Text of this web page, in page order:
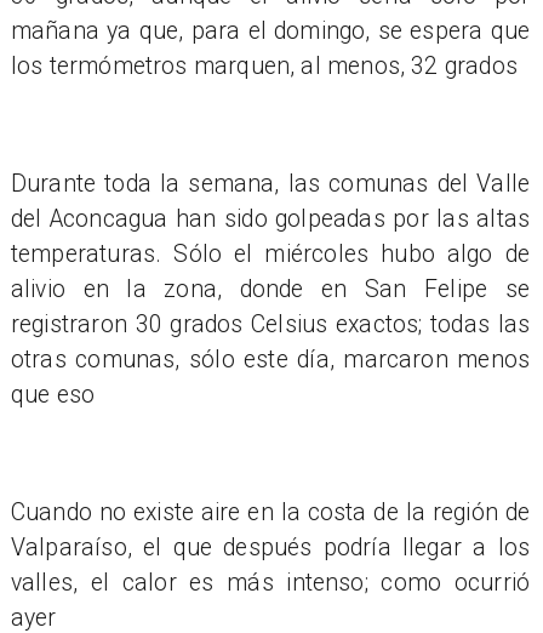
mañana ya que, para el domingo, se espera que
los termómetros marquen, al menos, 32 grados
Durante toda la semana, las comunas del Valle
del Aconcagua han sido golpeadas por las altas
temperaturas. Sólo el miércoles hubo algo de
alivio en la zona, donde en San Felipe se
registraron 30 grados Celsius exactos; todas las
otras comunas, sólo este día, marcaron menos
que eso
Cuando no existe aire en la costa de la región de
Valparaíso, el que después podría llegar a los
valles, el calor es más intenso; como ocurrió
ayer